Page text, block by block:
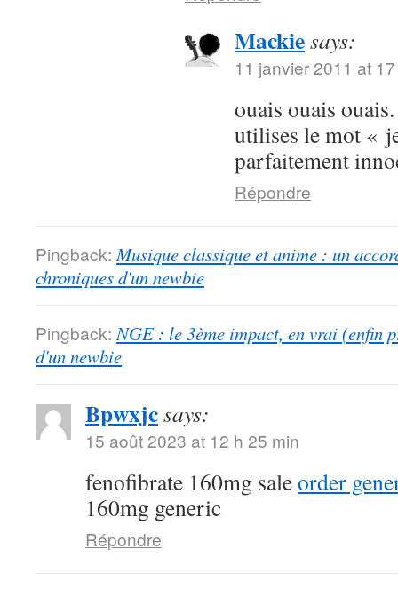
Mackiesays:
11 janvier 2011 at
ouais ouais
utilises le mot «
parfaitement
Répondre
Pingback: Musique classique et anime : un
chroniques d'un newbie
Pingback: NGE : le 3ème impact, en vrai (enfin
d'un newbie
Bpwxjcsays:
15 août 2023 at 12 h 25 min
fenofibrate 160mg saleorder
160mg generic
Répondre